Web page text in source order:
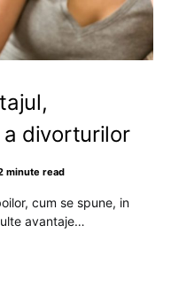
divorturilor
minute read
cum se spune, in
avantaje…